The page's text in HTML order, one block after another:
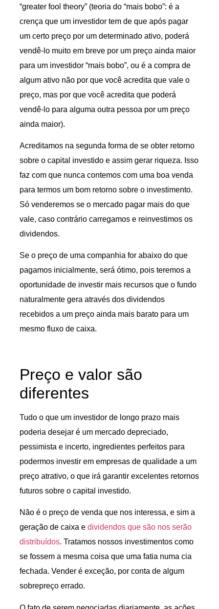
“greater fool theory” (teoria do “mais bobo”: é a
crença que um investidor tem de que após pagar
um certo preço por um determinado ativo, poderá
vendê-lo muito em breve por um preço ainda maior
para um investidor “mais bobo”, ou é a compra de
algum ativo não por que você acredita que vale o
preço, mas por que você acredita que poderá
vendê-lo para alguma outra pessoa por um preço
ainda maior).
Acreditamos na segunda forma de se obter retorno
sobre o capital investido e assim gerar riqueza. Isso
faz com que nunca contemos com uma boa venda
para termos um bom retorno sobre o investimento.
Só venderemos se o mercado pagar mais do que
vale, caso contrário carregamos e reinvestimos os
dividendos.
Se o preço de uma companhia for abaixo do que
pagamos inicialmente, será ótimo, pois teremos a
oportunidade de investir mais recursos que o fundo
naturalmente gera através dos dividendos
recebidos a um preço ainda mais barato para um
mesmo fluxo de caixa.
Preço e valor são
diferentes
Tudo o que um investidor de longo prazo mais
poderia desejar é um mercado depreciado,
pessimista e incerto, ingredientes perfeitos para
podermos investir em empresas de qualidade a um
preço atrativo, o que irá garantir excelentes retornos
futuros sobre o capital investido.
Não é o preço de venda que nos interessa, e sim a
geração de caixa e dividendos que são nos serão
distribuídos. Tratamos nossos investimentos como
se fossem a mesma coisa que uma fatia numa cia
fechada. Vender é exceção, por conta de algum
sobrepreço errado.